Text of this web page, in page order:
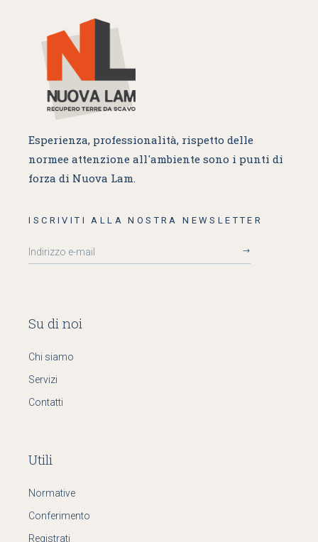
Esperienza, professionalità, rispetto delle
normee attenzione all'ambiente sono i punti di
forza di Nuova Lam.
ISCRIVITI ALLA NOSTRA NEWSLETTER
Su di noi
Chi siamo
Servizi
Contatti
Utili
Normative
Conferimento
Registrati